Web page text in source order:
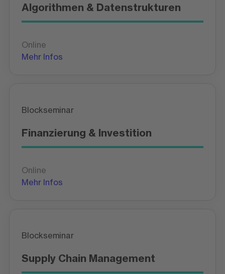
Algorithmen & Datenstrukturen
Online
Mehr Infos
Blockseminar
Finanzierung & Investition
Online
Mehr Infos
Blockseminar
Supply Chain Management